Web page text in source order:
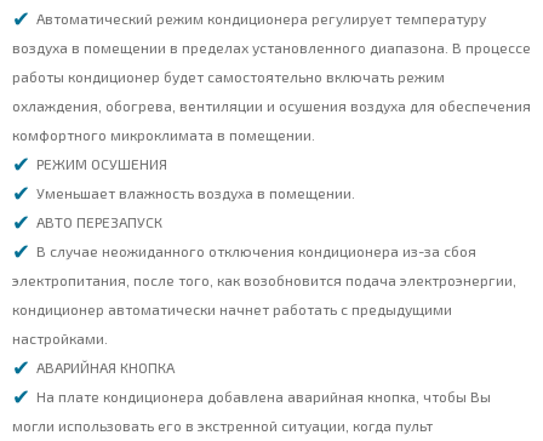
Автоматический режим кондиционера регулирует температуру
воздуха в помещении в пределах установленного диапазона. В процессе
работы кондиционер будет самостоятельно включать режим
охлаждения, обогрева, вентиляции и осушения воздуха для обеспечения
комфортного микроклимата в помещении.
РЕЖИМ ОСУШЕНИЯ
Уменьшает влажность воздуха в помещении.
АВТО ПЕРЕЗАПУСК
В случае неожиданного отключения кондиционера из-за сбоя
электропитания, после того, как возобновится подача электроэнергии,
кондиционер автоматически начнет работать с предыдущими
настройками.
АВАРИЙНАЯ КНОПКА
На плате кондиционера добавлена аварийная кнопка, чтобы Вы
могли использовать его в экстренной ситуации, когда пульт